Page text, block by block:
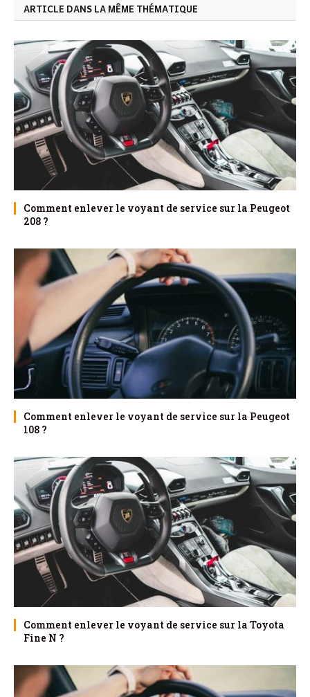
ARTICLE DANS LA MÊME THÉMATIQUE
Comment enlever le voyant de service sur la Peugeot
208 ?
Comment enlever le voyant de service sur la Peugeot
108 ?
Comment enlever le voyant de service sur la Toyota
Fine N ?